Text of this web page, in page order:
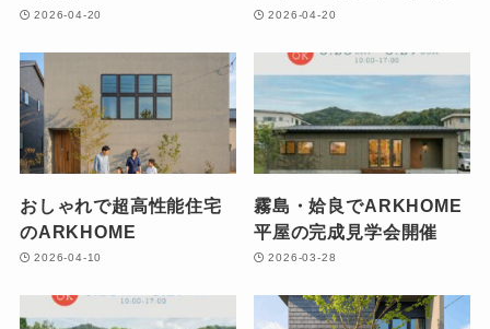
2026-04-20 2026-04-20
おしゃれで超高性能住宅
のARKHOME
2026-04-10
霧島・姶良でARKHOME
平屋の完成見学会開催
2026-03-28